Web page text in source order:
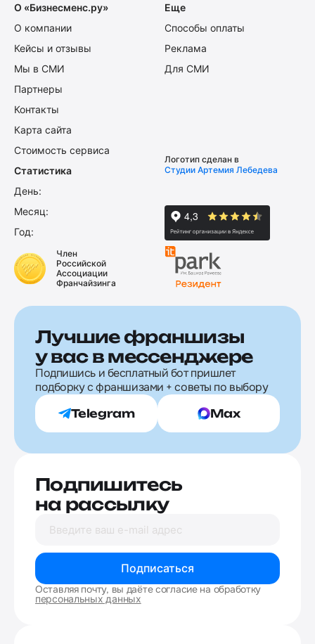
О «Бизнесменс.ру»
О компании
Кейсы и отзывы
Мы в СМИ
Партнеры
Контакты
Карта сайта
Стоимость сервиса
Еще
Способы оплаты
Реклама
Для СМИ
Статистика
День:
Месяц:
Год:
Логотип сделан в
Студии Артемия Лебедева
Член
Российской
Ассоциации
Франчайзинга
Лучшие франшизы
у вас в мессенджере
Подпишись и бесплатный бот пришлет
подборку с франшизами + советы по выбору
Telegram Max
Подпишитесь
на рассылку
Подписаться
Оставляя почту, вы даёте согласие на обработку
персональных данных